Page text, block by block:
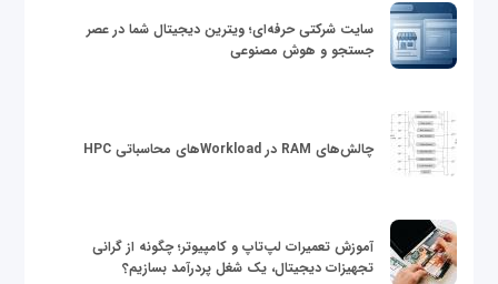
سایت شرکتی حرفه‌ای؛ ویترین دیجیتال شما در عصر
جستجو و هوش مصنوعی
چالش‌های RAM در Workloadهای محاسباتی HPC
آموزش تعمیرات لپ‌تاپ و کامپیوتر؛ چگونه از گرانی
تجهیزات دیجیتال، یک شغل پردرآمد بسازیم؟